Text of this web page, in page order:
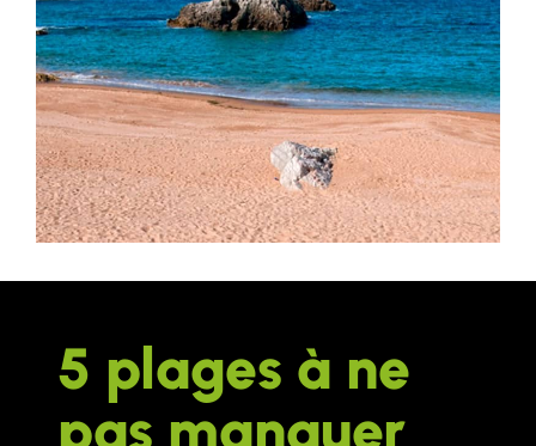
5 plages à ne
pas manquer